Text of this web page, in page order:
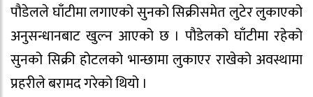
पौडेलले घाँटीमा लगाएको सुनको सिक्रीसमेत लुटेर लुकाएको
अनुसन्धानबाट खुल्न आएको छ । पौडेलको घाँटीमा रहेको
सुनको सिक्री होटलको भान्छामा लुकाएर राखेको अवस्थामा
प्रहरीले बरामद गरेको थियो ।